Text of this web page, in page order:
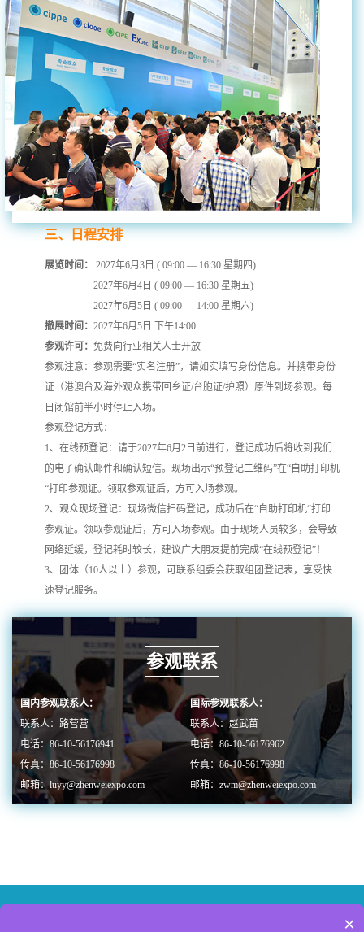
三、日程安排
展览时间： 2027年6月3日 ( 09:00 — 16:30 星期四)
2027年6月4日 ( 09:00 — 16:30 星期五)
2027年6月5日 ( 09:00 — 14:00 星期六)
撤展时间： 2027年6月5日 下午14:00
参观许可： 免费向行业相关人士开放
参观注意：参观需要“实名注册”，请如实填写身份信息。并携带身份
证（港澳台及海外观众携带回乡证/台胞证/护照）原件到场参观。每
日闭馆前半小时停止入场。
参观登记方式：
1、在线预登记：请于2027年6月2日前进行，登记成功后将收到我们
的电子确认邮件和确认短信。现场出示“预登记二维码”在“自助打印机
“打印参观证。领取参观证后，方可入场参观。
2、观众现场登记：现场微信扫码登记，成功后在“自助打印机“打印
参观证。领取参观证后，方可入场参观。由于现场人员较多，会导致
网络延缓，登记耗时较长，建议广大朋友提前完成“在线预登记”！
3、团体（10人以上）参观，可联系组委会获取组团登记表，享受快
速登记服务。
参观联系
国内参观联系人：
联系人：路营营
电话：86-10-56176941
传真：86-10-56176998
邮箱：luyy@zhenweiexpo.com
国际参观联系人：
联系人：赵武苗
电话：86-10-56176962
传真：86-10-56176998
邮箱：zwm@zhenweiexpo.com
×